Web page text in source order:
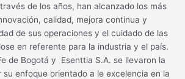
de los años, han alcanzado los más
calidad, mejora continua y
de sus operaciones y el cuidado de las
en referente para la industria y el país.
de Bogotá y Esenttia S.A. se llevaron la
su enfoque orientado a le excelencia en la